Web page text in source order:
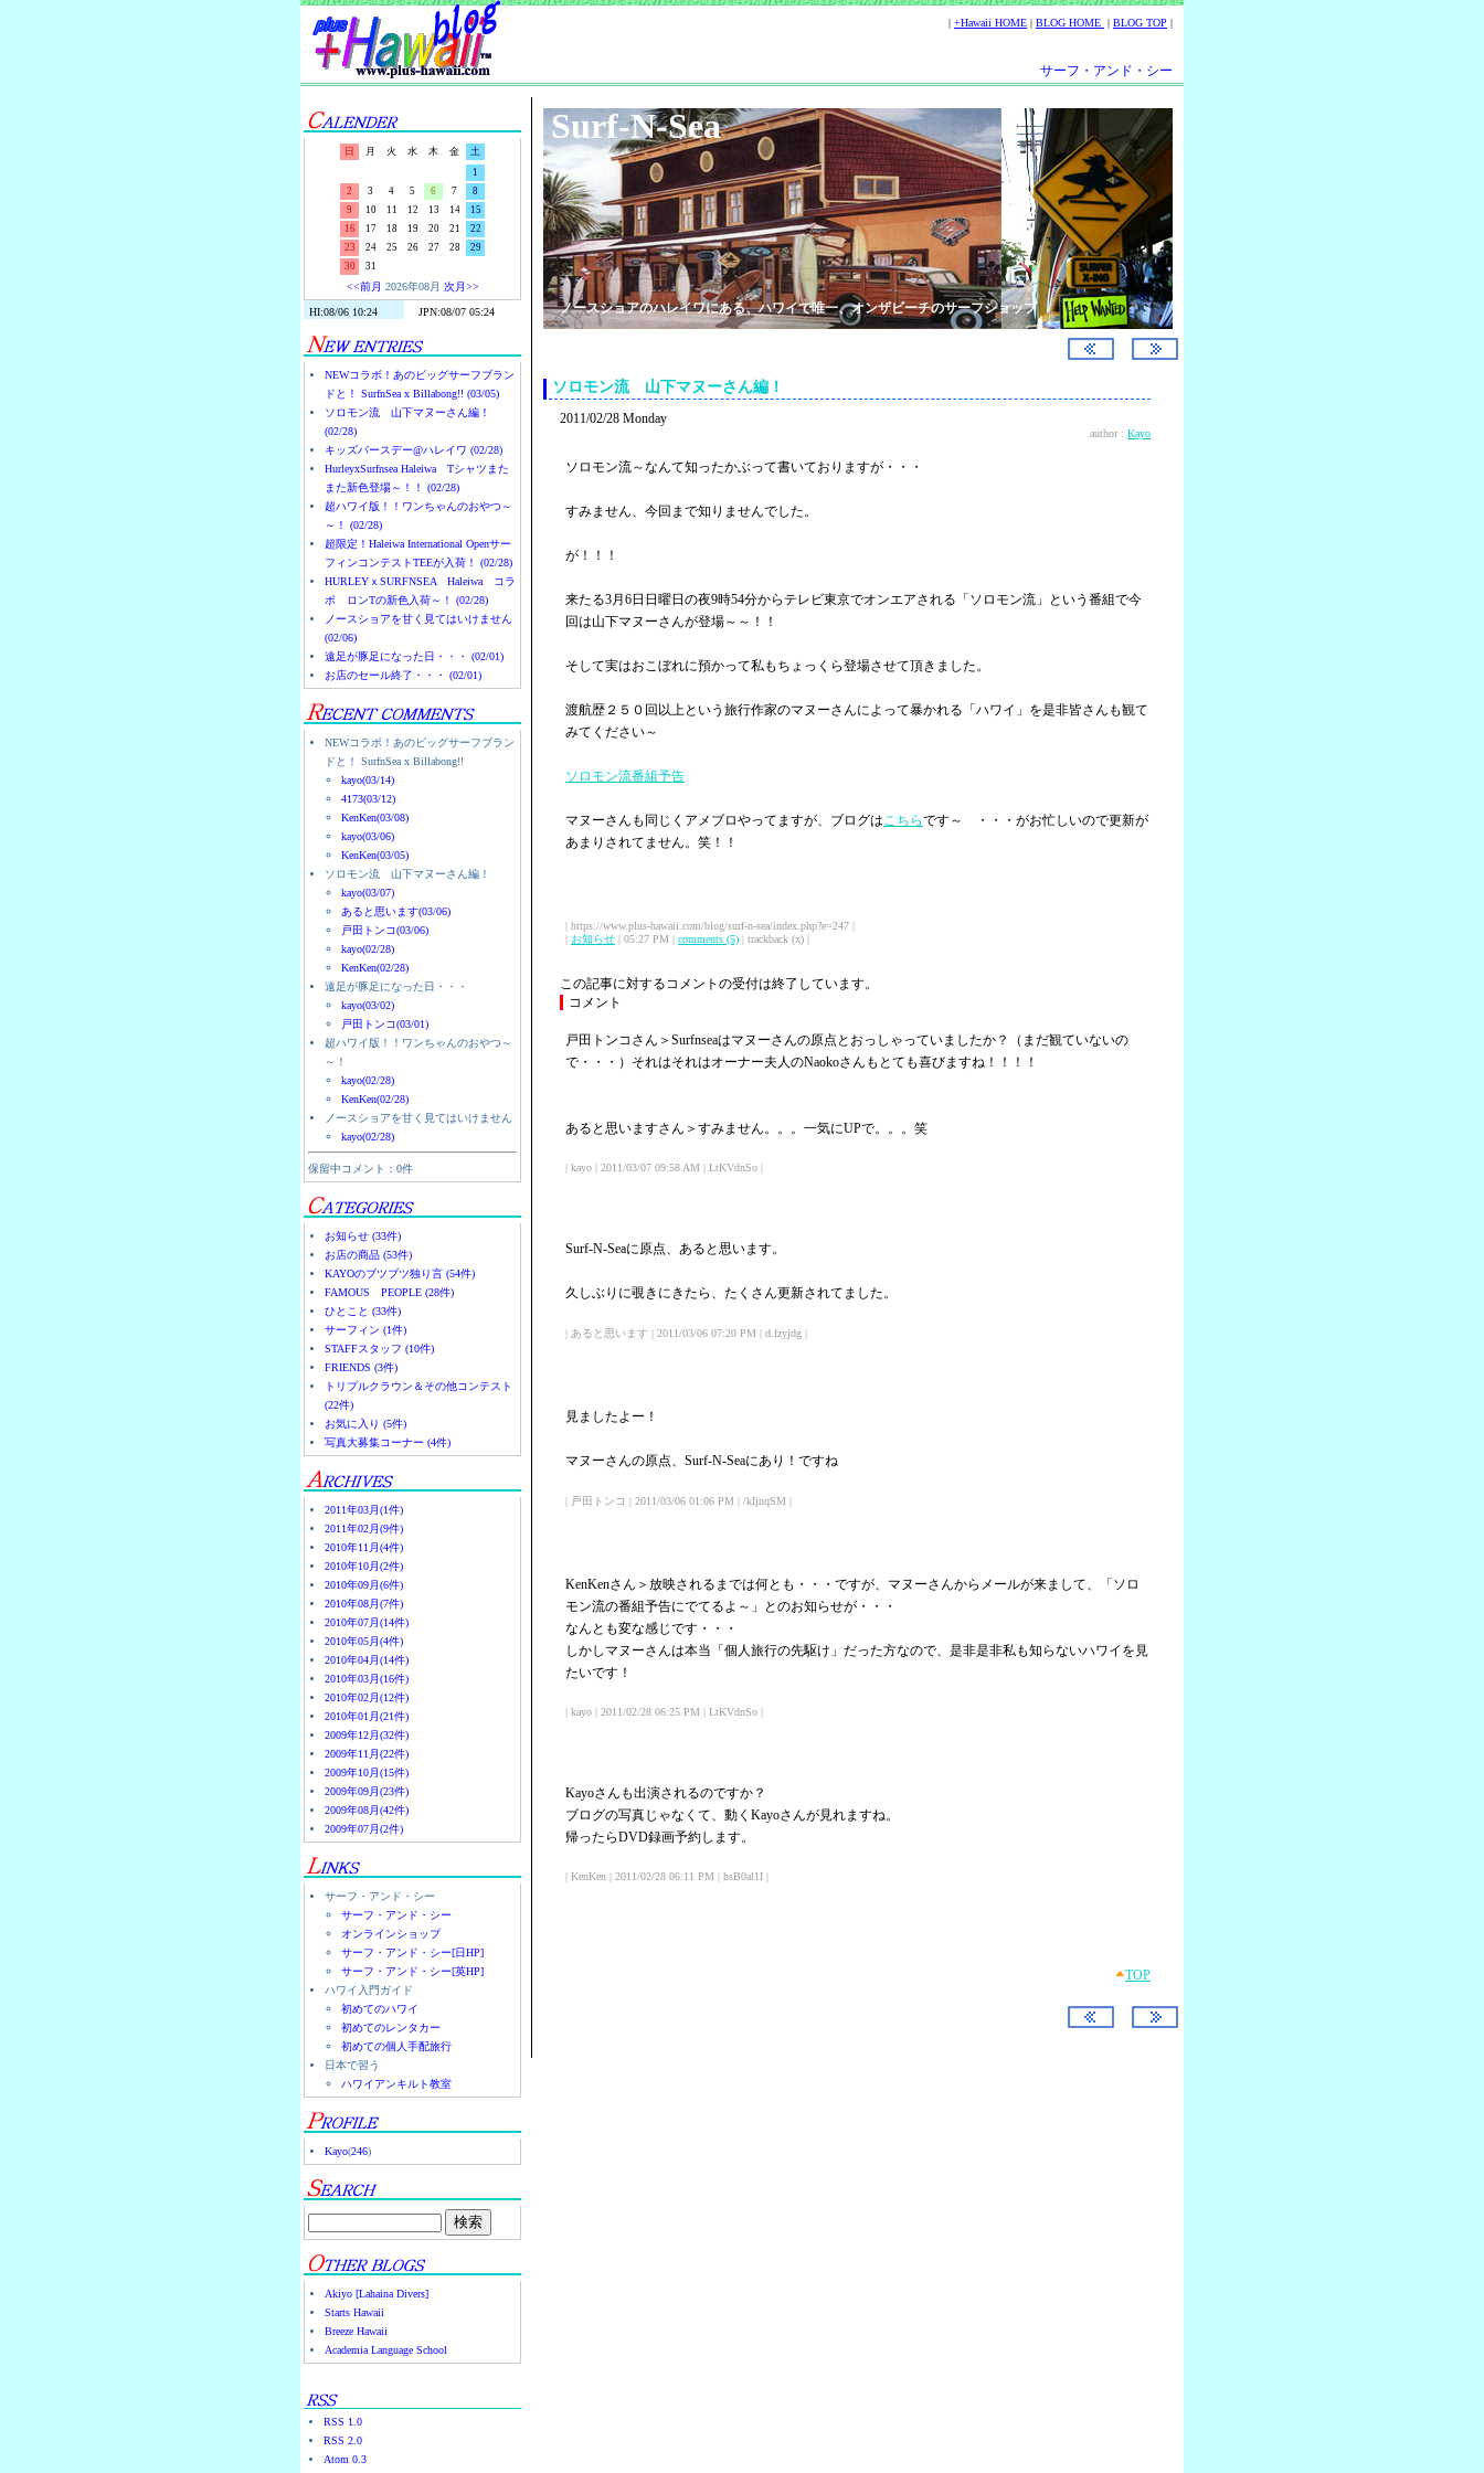
| +Hawaii HOME | BLOG HOME | BLOG TOP |
サーフ・アンド・シー
日 月 火 水 木 金
土
1
2
3 4 5 6 7
8
9
10 11 12 13 14
15
16
17 18 19 20 21
22
23
24 25 26 27 28
29
30
31
<<前月 2026年08月 次月>>
NEWコラボ！あのビッグサーフブラン
ドと！ SurfnSea x Billabong!! (03/05)
ソロモン流 山下マヌーさん編！
(02/28)
キッズバースデー@ハレイワ (02/28)
HurleyxSurfnsea Haleiwa Tシャツまた
また新色登場～！！ (02/28)
超ハワイ版！！ワンちゃんのおやつ～
～！ (02/28)
超限定！Haleiwa International Openサー
フィンコンテストTEEが入荷！ (02/28)
HURLEYｘSURFNSEA Haleiwa コラ
ボ ロンTの新色入荷～！ (02/28)
ノースショアを甘く見てはいけません
(02/06)
遠足が豚足になった日・・・ (02/01)
お店のセール終了・・・ (02/01)
NEWコラボ！あのビッグサーフブラン
ドと！ SurfnSea x Billabong!!
kayo(03/14)
4173(03/12)
KenKen(03/08)
kayo(03/06)
KenKen(03/05)
ソロモン流 山下マヌーさん編！
kayo(03/07)
あると思います(03/06)
戸田トンコ(03/06)
kayo(02/28)
KenKen(02/28)
遠足が豚足になった日・・・
kayo(03/02)
戸田トンコ(03/01)
超ハワイ版！！ワンちゃんのおやつ～
～！
kayo(02/28)
KenKen(02/28)
ノースショアを甘く見てはいけません
kayo(02/28)
保留中コメント：0件
お知らせ (33件)
お店の商品 (53件)
KAYOのブツブツ独り言 (54件)
FAMOUS PEOPLE (28件)
ひとこと (33件)
サーフィン (1件)
STAFFスタッフ (10件)
FRIENDS (3件)
トリプルクラウン＆その他コンテスト
(22件)
お気に入り (5件)
写真大募集コーナー (4件)
2011年03月(1件)
2011年02月(9件)
2010年11月(4件)
2010年10月(2件)
2010年09月(6件)
2010年08月(7件)
2010年07月(14件)
2010年05月(4件)
2010年04月(14件)
2010年03月(16件)
2010年02月(12件)
2010年01月(21件)
2009年12月(32件)
2009年11月(22件)
2009年10月(15件)
2009年09月(23件)
2009年08月(42件)
2009年07月(2件)
サーフ・アンド・シー
サーフ・アンド・シー
オンラインショップ
サーフ・アンド・シー[日HP]
サーフ・アンド・シー[英HP]
ハワイ入門ガイド
初めてのハワイ
初めてのレンタカー
初めての個人手配旅行
日本で習う
ハワイアンキルト教室
Kayo(246)
Akiyo [Lahaina Divers]
Starts Hawaii
Breeze Hawaii
Academia Language School
RSS 1.0
RSS 2.0
Atom 0.3
Surf-N-Sea
ノースショアのハレイワにある、ハワイで唯一、オンザビーチのサーフショップ
ソロモン流 山下マヌーさん編！
2011/02/28 Monday
author : Kayo
ソロモン流～なんて知ったかぶって書いておりますが・・・
すみません、今回まで知りませんでした。
が！！！
来たる3月6日日曜日の夜9時54分からテレビ東京でオンエアされる「ソロモン流」という番組で今
回は山下マヌーさんが登場～～！！
そして実はおこぼれに預かって私もちょっくら登場させて頂きました。
渡航歴２５０回以上という旅行作家のマヌーさんによって暴かれる「ハワイ」を是非皆さんも観て
みてください～
ソロモン流番組予告
マヌーさんも同じくアメブロやってますが、ブログはこちらです～ ・・・がお忙しいので更新が
あまりされてません。笑！！
| https://www.plus-hawaii.com/blog/surf-n-sea/index.php?e=247 |
| お知らせ | 05:27 PM | comments (5) | trackback (x) |
この記事に対するコメントの受付は終了しています。
コメント
戸田トンコさん＞Surfnseaはマヌーさんの原点とおっしゃっていましたか？（まだ観ていないの
で・・・）それはそれはオーナー夫人のNaokoさんもとても喜びますね！！！！
あると思いますさん＞すみません。。。一気にUPで。。。笑
| kayo | 2011/03/07 09:58 AM | LtKVdnSo |
Surf-N-Seaに原点、あると思います。
久しぶりに覗きにきたら、たくさん更新されてました。
| あると思います | 2011/03/06 07:20 PM | d.fzyjdg |
見ましたよー！
マヌーさんの原点、Surf-N-Seaにあり！ですね
| 戸田トンコ | 2011/03/06 01:06 PM | /kIjnqSM |
KenKenさん＞放映されるまでは何とも・・・ですが、マヌーさんからメールが来まして、「ソロ
モン流の番組予告にでてるよ～」とのお知らせが・・・
なんとも変な感じです・・・
しかしマヌーさんは本当「個人旅行の先駆け」だった方なので、是非是非私も知らないハワイを見
たいです！
| kayo | 2011/02/28 06:25 PM | LtKVdnSo |
Kayoさんも出演されるのですか？
ブログの写真じゃなくて、動くKayoさんが見れますね。
帰ったらDVD録画予約します。
| KenKen | 2011/02/28 06:11 PM | hsB0al1I |
TOP